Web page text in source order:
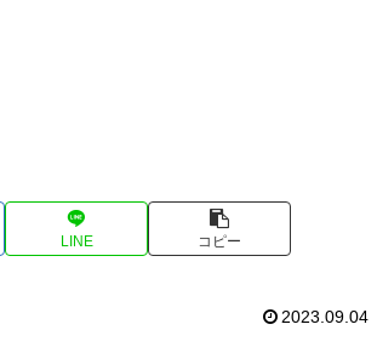
LINE コピー
2023.09.04